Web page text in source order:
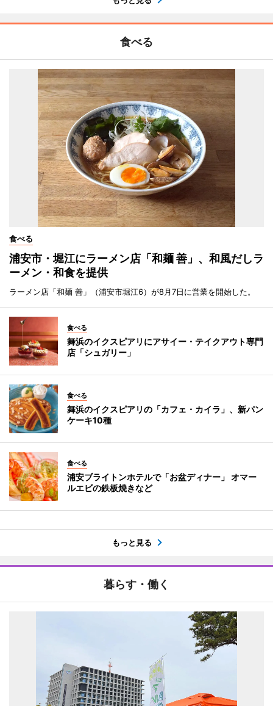
食べる
食べる
浦安市・堀江にラーメン店「和麺 善」、和風だしラ
ーメン・和食を提供
ラーメン店「和麺 善」（浦安市堀江6）が8月7日に営業を開始した。
食べる
舞浜のイクスピアリにアサイー・テイクアウト専門
店「シュガリー」
食べる
舞浜のイクスピアリの「カフェ・カイラ」、新パン
ケーキ10種
食べる
浦安ブライトンホテルで「お盆ディナー」 オマー
ルエビの鉄板焼きなど
もっと見る
暮らす・働く